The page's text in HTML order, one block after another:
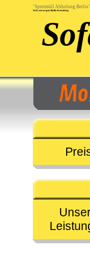
"Sperrmüll Abholung Berlin"
Sofa entsorgen Berlin Kreuzberg